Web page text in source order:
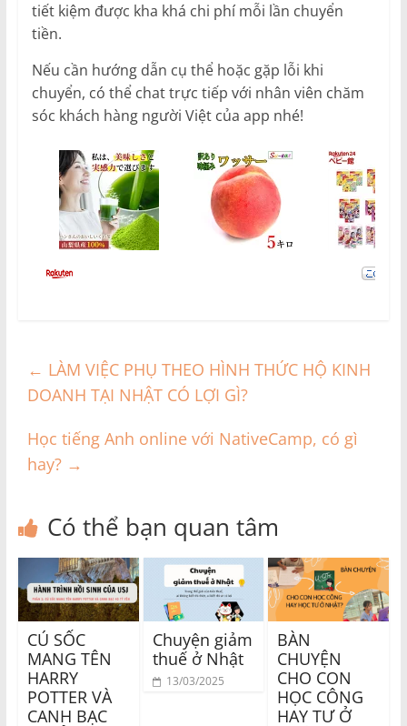
tiết kiệm được kha khá chi phí mỗi lần chuyển
tiền.
Nếu cần hướng dẫn cụ thể hoặc gặp lỗi khi
chuyển, có thể chat trực tiếp với nhân viên chăm
sóc khách hàng người Việt của app nhé!
← LÀM VIỆC PHỤ THEO HÌNH THỨC HỘ KINH
DOANH TẠI NHẬT CÓ LỢI GÌ?
Học tiếng Anh online với NativeCamp, có gì
hay? →
Có thể bạn quan tâm
CÚ SỐC
MANG TÊN
HARRY
POTTER VÀ
CANH BẠC
Chuyện giảm
thuế ở Nhật
13/03/2025
BÀN
CHUYỆN
CHO CON
HỌC CÔNG
HAY TƯ Ở